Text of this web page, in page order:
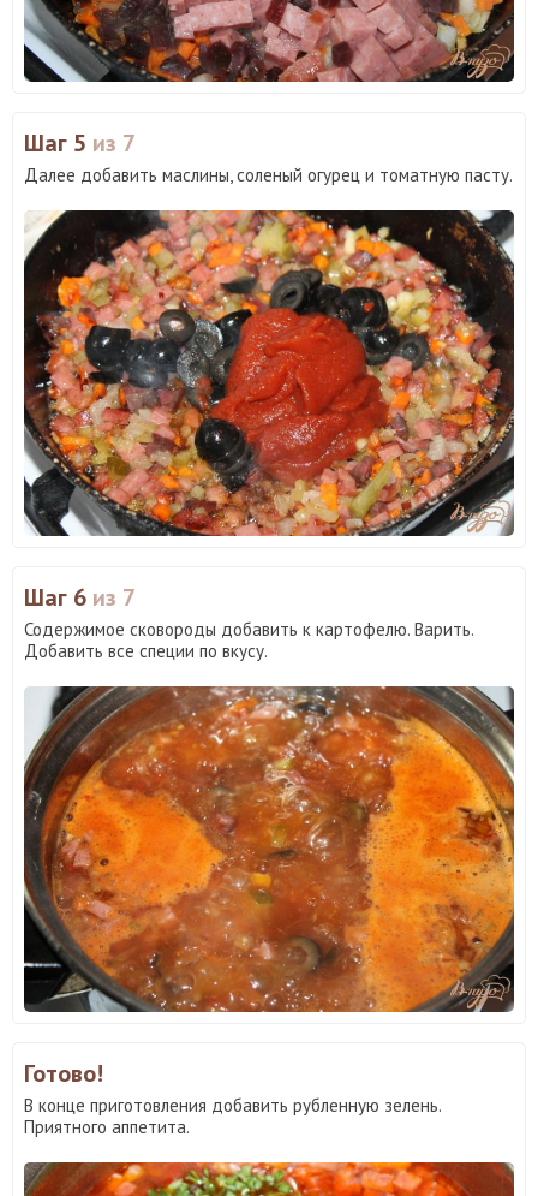
Шаг 5 из 7
Далее добавить маслины, соленый огурец и томатную пасту.
Шаг 6 из 7
Содержимое сковороды добавить к картофелю. Варить.
Добавить все специи по вкусу.
Готово!
В конце приготовления добавить рубленную зелень.
Приятного аппетита.